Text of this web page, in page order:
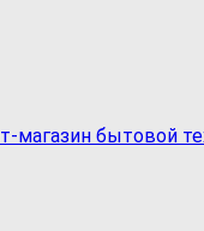
магазин бытовой